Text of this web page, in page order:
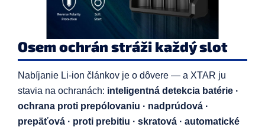
Osem ochrán stráži každý slot
Nabíjanie Li-ion článkov je o dôvere — a XTAR ju
stavia na ochranách: inteligentná detekcia batérie ·
ochrana proti prepólovaniu · nadprúdová ·
prepäťová · proti prebitiu · skratová · automatické